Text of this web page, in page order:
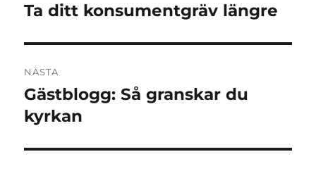
Föregående
Ta ditt konsumentgräv längre
NÄSTA
Nästa
inlägg:
Gästblogg: Så granskar du
kyrkan